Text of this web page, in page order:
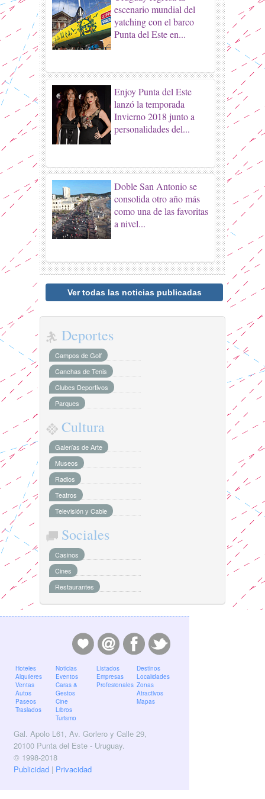
escenario mundial del
yatching con el barco
Punta del Este en...
Enjoy Punta del Este
lanzó la temporada
Invierno 2018 junto a
personalidades del...
Doble San Antonio se
consolida otro año más
como una de las favoritas
a nivel...
Ver todas las noticias publicadas
Deportes
Campos de Golf
Canchas de Tenis
Clubes Deportivos
Parques
Cultura
Galerías de Arte
Museos
Radios
Teatros
Televisión y Cable
Sociales
Casinos
Cines
Restaurantes
Hoteles
Alquileres
Ventas
Autos
Paseos
Traslados
Noticias
Eventos
Caras &
Gestos
Cine
Libros
Turismo
Listados
Empresas
Profesionales
Destinos
Localidades
Zonas
Atractivos
Mapas
Gal. Apolo L61, Av. Gorlero y Calle 29,
20100 Punta del Este - Uruguay.
© 1998-2018
Publicidad| Privacidad